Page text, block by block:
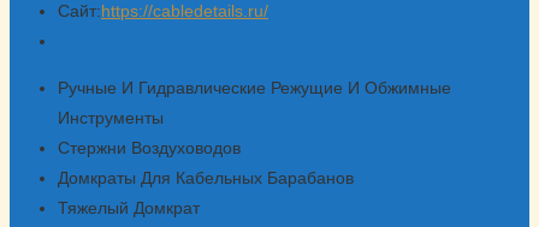
Сайт:https://cabledetails.ru/
вашем
приложении
Ручные И Гидравлические Режущие И Обжимные
Инструменты
Стержни Воздуховодов
Домкраты Для Кабельных Барабанов
Тяжелый Домкрат